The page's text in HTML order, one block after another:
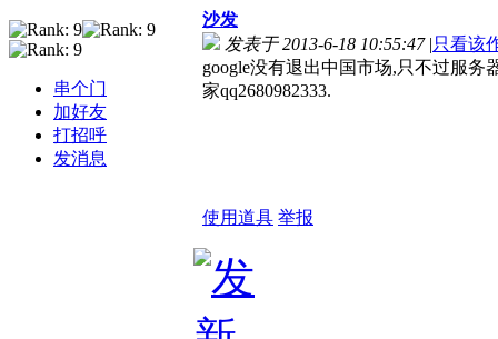
串个门
加好友
打招呼
发消息
沙发
发表于 2013-6-18 10:55:47 |只看该
google没有退出中国市场,只不过服务
家qq2680982333.
使用道具 举报